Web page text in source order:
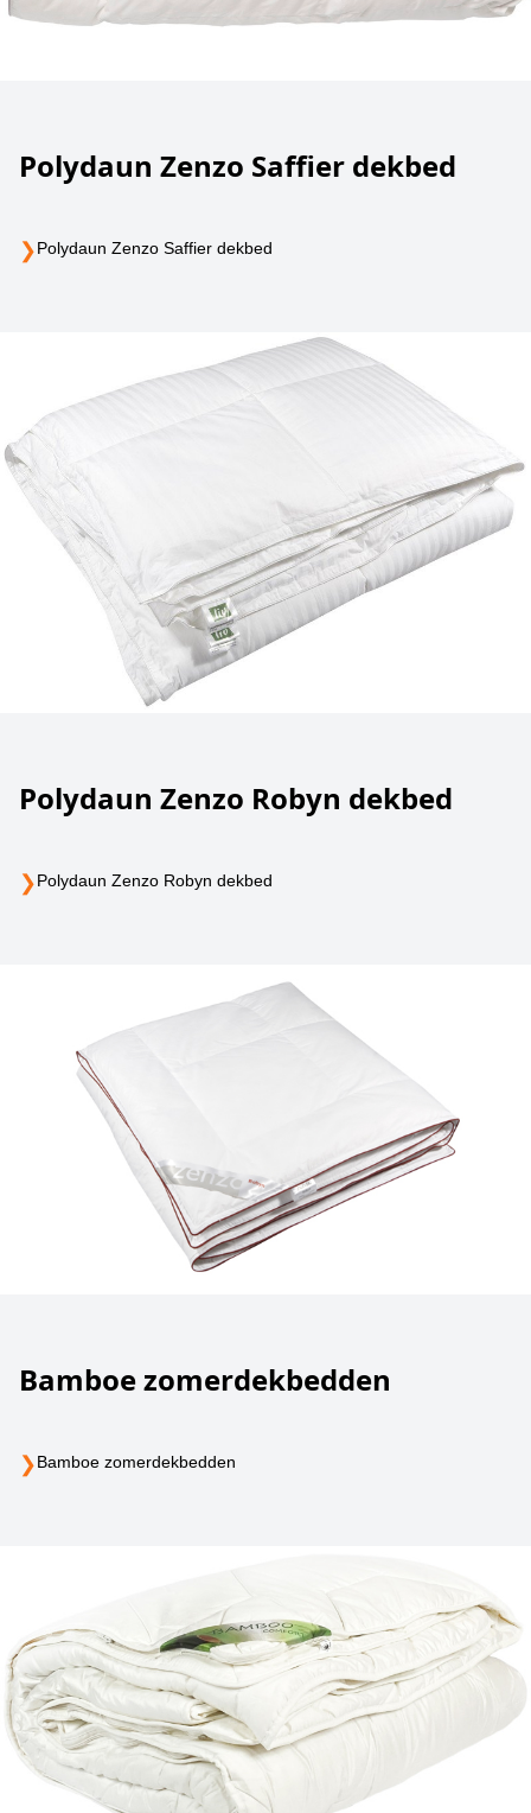
Polydaun Zenzo Saffier dekbed
❯Polydaun Zenzo Saffier dekbed
Polydaun Zenzo Robyn dekbed
❯Polydaun Zenzo Robyn dekbed
Bamboe zomerdekbedden
❯Bamboe zomerdekbedden